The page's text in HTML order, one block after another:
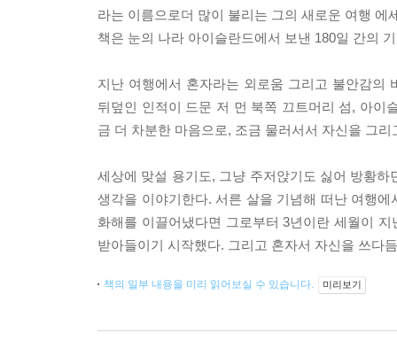
라는 이름으로더 많이 불리는 그의 새로운 여행
책은 눈의 나라 아이슬란드에서 보낸 180일 간의
지난 여행에서 혼자라는 외로움 그리고 불안감의
뒤덮인 인적이 드문 저 먼 북쪽 끄트머리 섬, 아이
금 더 차분한 마음으로, 조금 물러서서 자신을 그
세상에 맞설 용기도, 그냥 주저앉기도 싫어 방황
생각을 이야기한다. 서른 살을 기념해 떠난 여행
화해를 이끌어냈다면 그로부터 3년이란 세월이
받아들이기 시작했다. 그리고 혼자서 자신을 쓰다
책의 일부 내용을 미리 읽어보실 수 있습니다. 미리보기